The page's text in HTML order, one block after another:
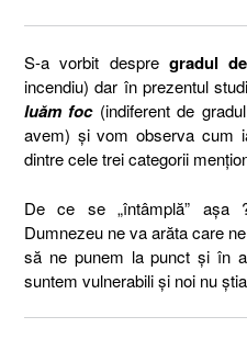
S-a vorbit despre gradul
incendiu) dar în prezentul
luăm foc(indiferent de
avem) și vom observa cum
dintre cele trei categorii
De ce se „întâmplă” așa
Dumnezeu ne va arăta care
să ne punem la punct și în
suntem vulnerabili și noi nu